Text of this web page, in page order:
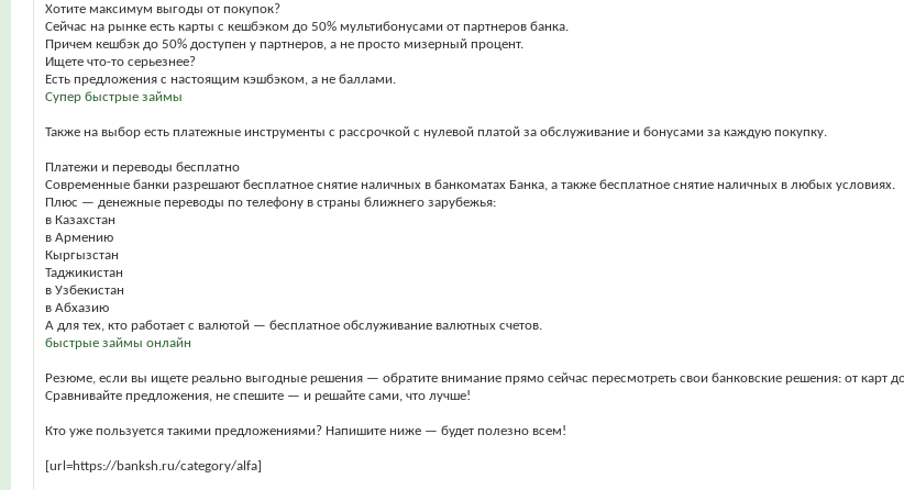
Хотите максимум выгоды от покупок?
Сейчас на рынке есть карты с кешбэком до 50% мультибонусами от партнеров банка.
Причем кешбэк до 50% доступен у партнеров, а не просто мизерный процент.
Ищете что-то серьезнее?
Есть предложения с настоящим кэшбэком, а не баллами.
Супер быстрые займы
Также на выбор есть платежные инструменты с рассрочкой с нулевой платой за обслуживание и бонусами за каждую покупку.
Платежи и переводы бесплатно
Современные банки разрешают бесплатное снятие наличных в банкоматах Банка, а также бесплатное снятие наличных в любых условиях.
Плюс — денежные переводы по телефону в страны ближнего зарубежья:
в Казахстан
в Армению
Кыргызстан
Таджикистан
в Узбекистан
в Абхазию
А для тех, кто работает с валютой — бесплатное обслуживание валютных счетов.
быстрые займы онлайн
Резюме, если вы ищете реально выгодные решения — обратите внимание прямо сейчас пересмотреть свои банковские решения: от карт
Сравнивайте предложения, не спешите — и решайте сами, что лучше!
Кто уже пользуется такими предложениями? Напишите ниже — будет полезно всем!
[url=https://banksh.ru/category/alfa]